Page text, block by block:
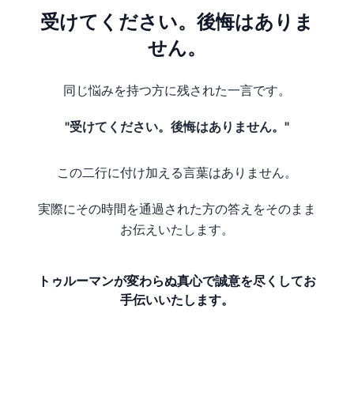
受けてください。後悔はありま
せん。
同じ悩みを持つ方に残された一言です。
"受けてください。後悔はありません。"
この二行に付け加える言葉はありません。
実際にその時間を通過された方の答えをそのまま
お伝えいたします。
トゥルーマンが変わらぬ真心で誠意を尽くしてお
手伝いいたします。